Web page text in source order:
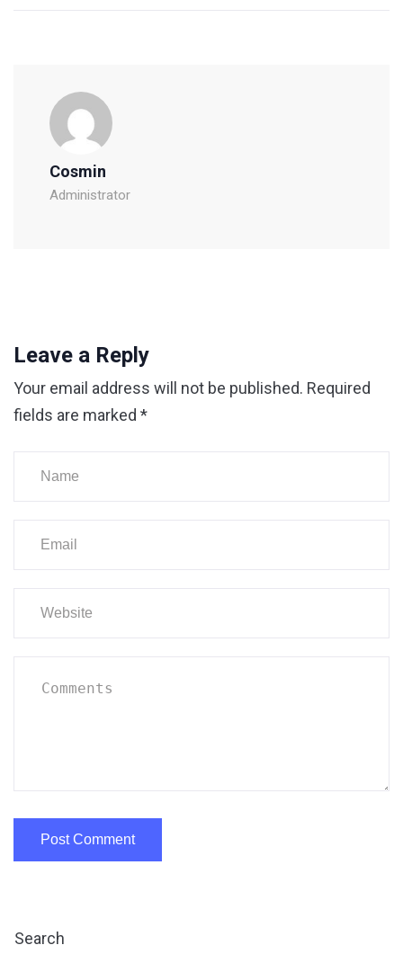
Cosmin
Administrator
Leave a Reply
Your email address will not be published. Required
fields are marked *
Search